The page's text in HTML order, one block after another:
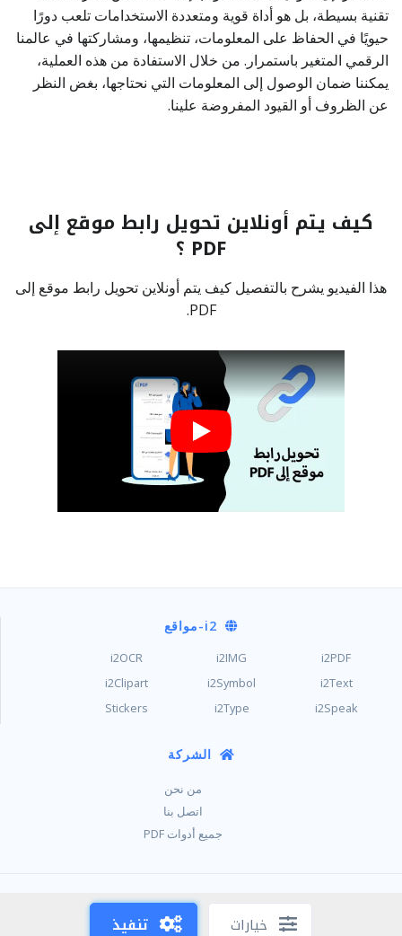
تنفيذ خيارات
تقنية بسيطة، بل هو أداة قوية ومتعددة الاستخدامات تلعب دورًا
حيويًا في الحفاظ على المعلومات، تنظيمها، ومشاركتها في عالمنا
الرقمي المتغير باستمرار. من خلال الاستفادة من هذه العملية،
يمكننا ضمان الوصول إلى المعلومات التي نحتاجها، بغض النظر
عن الظروف أو القيود المفروضة علينا.
كيف يتم أونلاين تحويل رابط موقع إلى
PDF ؟
هذا الفيديو يشرح بالتفصيل كيف يتم أونلاين تحويل رابط موقع إلى
PDF.
i2-مواقع
i2PDF
i2IMG
i2OCR
i2Text
i2Symbol
i2Clipart
i2Speak
i2Type
Stickers
الشركة
من نحن
اتصل بنا
جميع أدوات PDF
شروط الاستخدام / ملفات الكوكيز
Copyright © i2PDF 2021-2026,
Sciweavers LLC, USA